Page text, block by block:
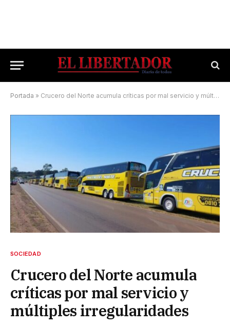
Portada » Crucero del Norte acumula críticas por mal servicio y múltiples irregularidades
SOCIEDAD
Crucero del Norte acumula
críticas por mal servicio y
múltiples irregularidades